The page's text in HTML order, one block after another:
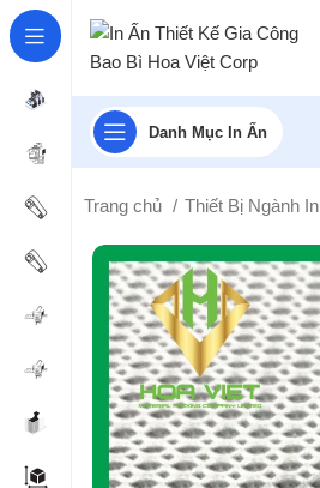
Danh Mục In Ấn
Trang chủ Thiết Bị Ngành In